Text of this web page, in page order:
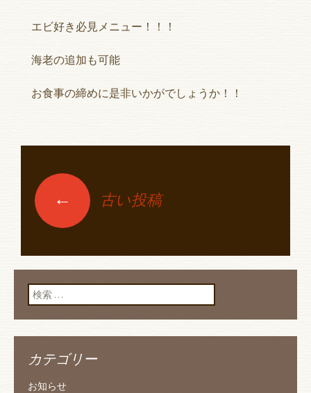
エビ好き必見メニュー！！！
海老の追加も可能
お食事の締めに是非いかがでしょうか！！
投稿ナビゲーショ
ン
← 古い投稿
検索:
カテゴリー
お知らせ